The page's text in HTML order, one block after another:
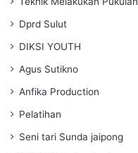
Dprd Sulut
DIKSI YOUTH
Agus Sutikno
Anfika Production
Pelatihan
Seni tari Sunda jaipong